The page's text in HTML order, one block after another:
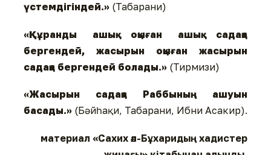
үстемдігіндей.» (Табарани)
«Құранды ашық оқыған ашық садақа
бергендей, жасырын оқыған жасырын
садақа бергендей болады.» (Тирмизи)
«Жасырын садақа Раббының ашуын
басады.» (Бәйһақи, Табарани, Ибни Асакир).
материал «Сахих әл-Бұхаридың хадистер